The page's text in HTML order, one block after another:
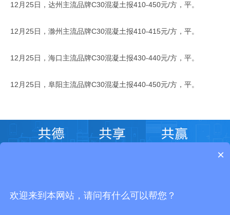
12月25日，达州主流品牌C30混凝土报410-450元/方，平。
12月25日，滁州主流品牌C30混凝土报410-415元/方，平。
12月25日，海口主流品牌C30混凝土报430-440元/方，平。
12月25日，阜阳主流品牌C30混凝土报440-450元/方，平。
工作日上午8:30-12:00,下午13：30-17：30
×
欢迎来到本网站，请问有什么可以帮您？